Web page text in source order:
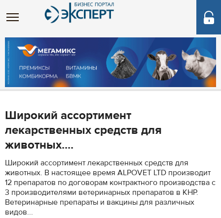
Широкий ассортимент
лекарственных средств для
животных....
Широкий ассортимент лекарственных средств для
животных. В настоящее время ALPOVET LTD производит
12 препаратов по договорам контрактного производства с
3 производителями ветеринарных препаратов в КНР.
Ветеринарные препараты и вакцины для различных
видов...